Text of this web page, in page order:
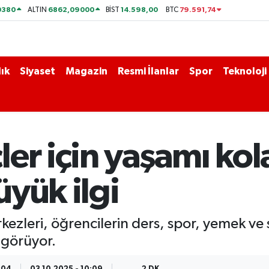
ALTIN 6862,09000 BİST14.598,00 BTC 79.591,74
Siyaset Magazin Resmi İlanlar Spor Teknoloji
için yaşamı
ilgi
öğrencilerin ders, spor, yemek ve